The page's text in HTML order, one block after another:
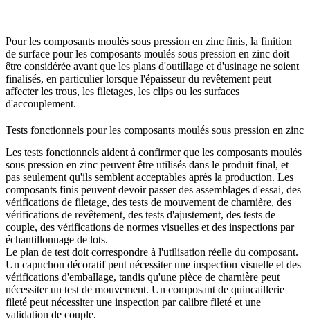
Pour les composants moulés sous pression en zinc finis, la finition
de surface pour les composants moulés sous pression en zinc doit
être considérée avant que les plans d'outillage et d'usinage ne soient
finalisés, en particulier lorsque l'épaisseur du revêtement peut
affecter les trous, les filetages, les clips ou les surfaces
d'accouplement.
Tests fonctionnels pour les composants moulés sous pression en zinc
Les tests fonctionnels aident à confirmer que les composants moulés
sous pression en zinc peuvent être utilisés dans le produit final, et
pas seulement qu'ils semblent acceptables après la production. Les
composants finis peuvent devoir passer des assemblages d'essai, des
vérifications de filetage, des tests de mouvement de charnière, des
vérifications de revêtement, des tests d'ajustement, des tests de
couple, des vérifications de normes visuelles et des inspections par
échantillonnage de lots.
Le plan de test doit correspondre à l'utilisation réelle du composant.
Un capuchon décoratif peut nécessiter une inspection visuelle et des
vérifications d'emballage, tandis qu'une pièce de charnière peut
nécessiter un test de mouvement. Un composant de quincaillerie
fileté peut nécessiter une inspection par calibre fileté et une
validation de couple.